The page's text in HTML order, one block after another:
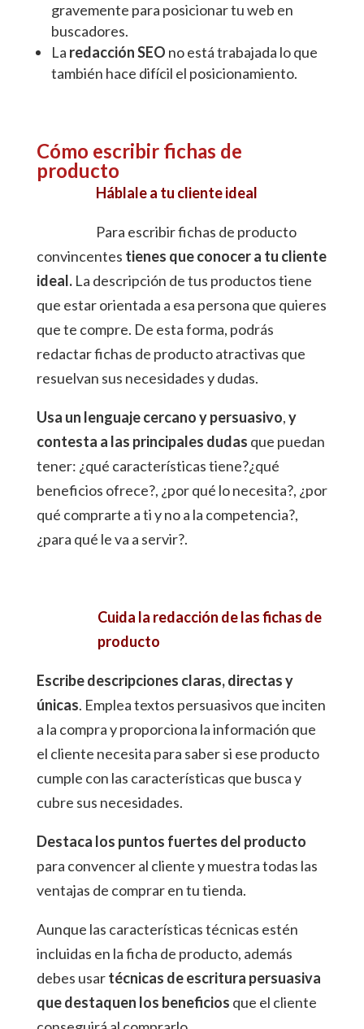
gravemente para posicionar tu web en
buscadores.
La redacción SEO no está trabajada lo que
también hace difícil el posicionamiento.
Cómo escribir fichas de
producto
Háblale a tu cliente ideal
Para escribir fichas de producto
convincentes tienes que conocer a tu cliente
ideal.La descripción de tus productos tiene
que estar orientada a esa persona que quieres
que te compre. De esta forma, podrás
redactar fichas de producto atractivas que
resuelvan sus necesidades y dudas.
Usa un lenguaje cercano y persuasivo,y
contesta a las principales dudas que puedan
tener: ¿qué características tiene?¿qué
beneficios ofrece?, ¿por qué lo necesita?, ¿por
qué comprarte a ti y no a la competencia?,
¿para qué le va a servir?.
Cuida la redacción de las fichas de
producto
Escribe descripciones claras, directas y
únicas. Emplea textos persuasivos que inciten
a la compra y proporciona la información que
el cliente necesita para saber si ese producto
cumple con las características que busca y
cubre sus necesidades.
Destaca los puntos fuertes del producto
para convencer al cliente y muestra todas las
ventajas de comprar en tu tienda.
Aunque las características técnicas estén
incluidas en la ficha de producto, además
debes usartécnicas de escritura persuasiva
que destaquen los beneficios que el cliente